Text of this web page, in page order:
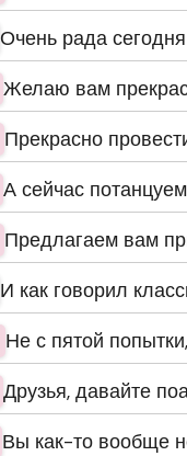
Очень рада
Желаю вам
Прекрасно
А сейчас
Предлагаем вам
И как говорил
Не с пятой
Друзья, давайте
Вы как-то вообще